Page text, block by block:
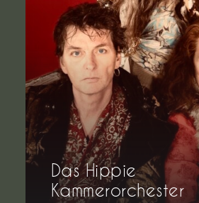
Das Hippie
Kammerorchester